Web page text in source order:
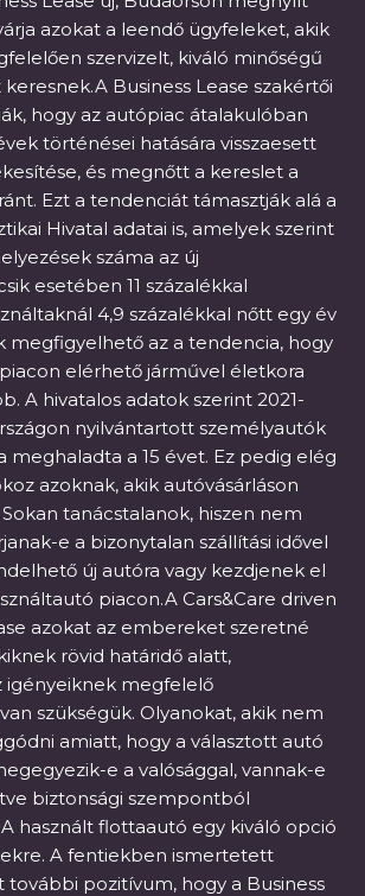
azokat a leendő ügyfeleket, akik
szervizelt, kiváló minőségű
Business Lease szakértői
hogy az autópiac átalakulóban
történései hatására visszaesett
és megnőtt a kereslet a
Ezt a tendenciát támasztják alá a
Hivatal adatai is, amelyek szerint
száma az új
esetében 11 százalékkal
4,9 százalékkal nőtt egy év
megfigyelhető az a tendencia, hogy
elérhető járművel életkora
A hivatalos adatok szerint 2021-
nyilvántartott személyautók
meghaladta a 15 évet. Ez pedig elég
azoknak, akik autóvásárláson
tanácstalanok, hiszen nem
e a bizonytalan szállítási idővel
új autóra vagy kezdjenek el
piacon.A Cars&Care driven
azokat az embereket szeretné
rövid határidő alatt,
igényeiknek megfelelő
szükségük. Olyanokat, akik nem
amiatt, hogy a választott autó
e a valósággal, vannak-e
biztonsági szempontból
használt flottaautó egy kiváló opció
A fentiekben ismertetett
pozitívum, hogy a Business